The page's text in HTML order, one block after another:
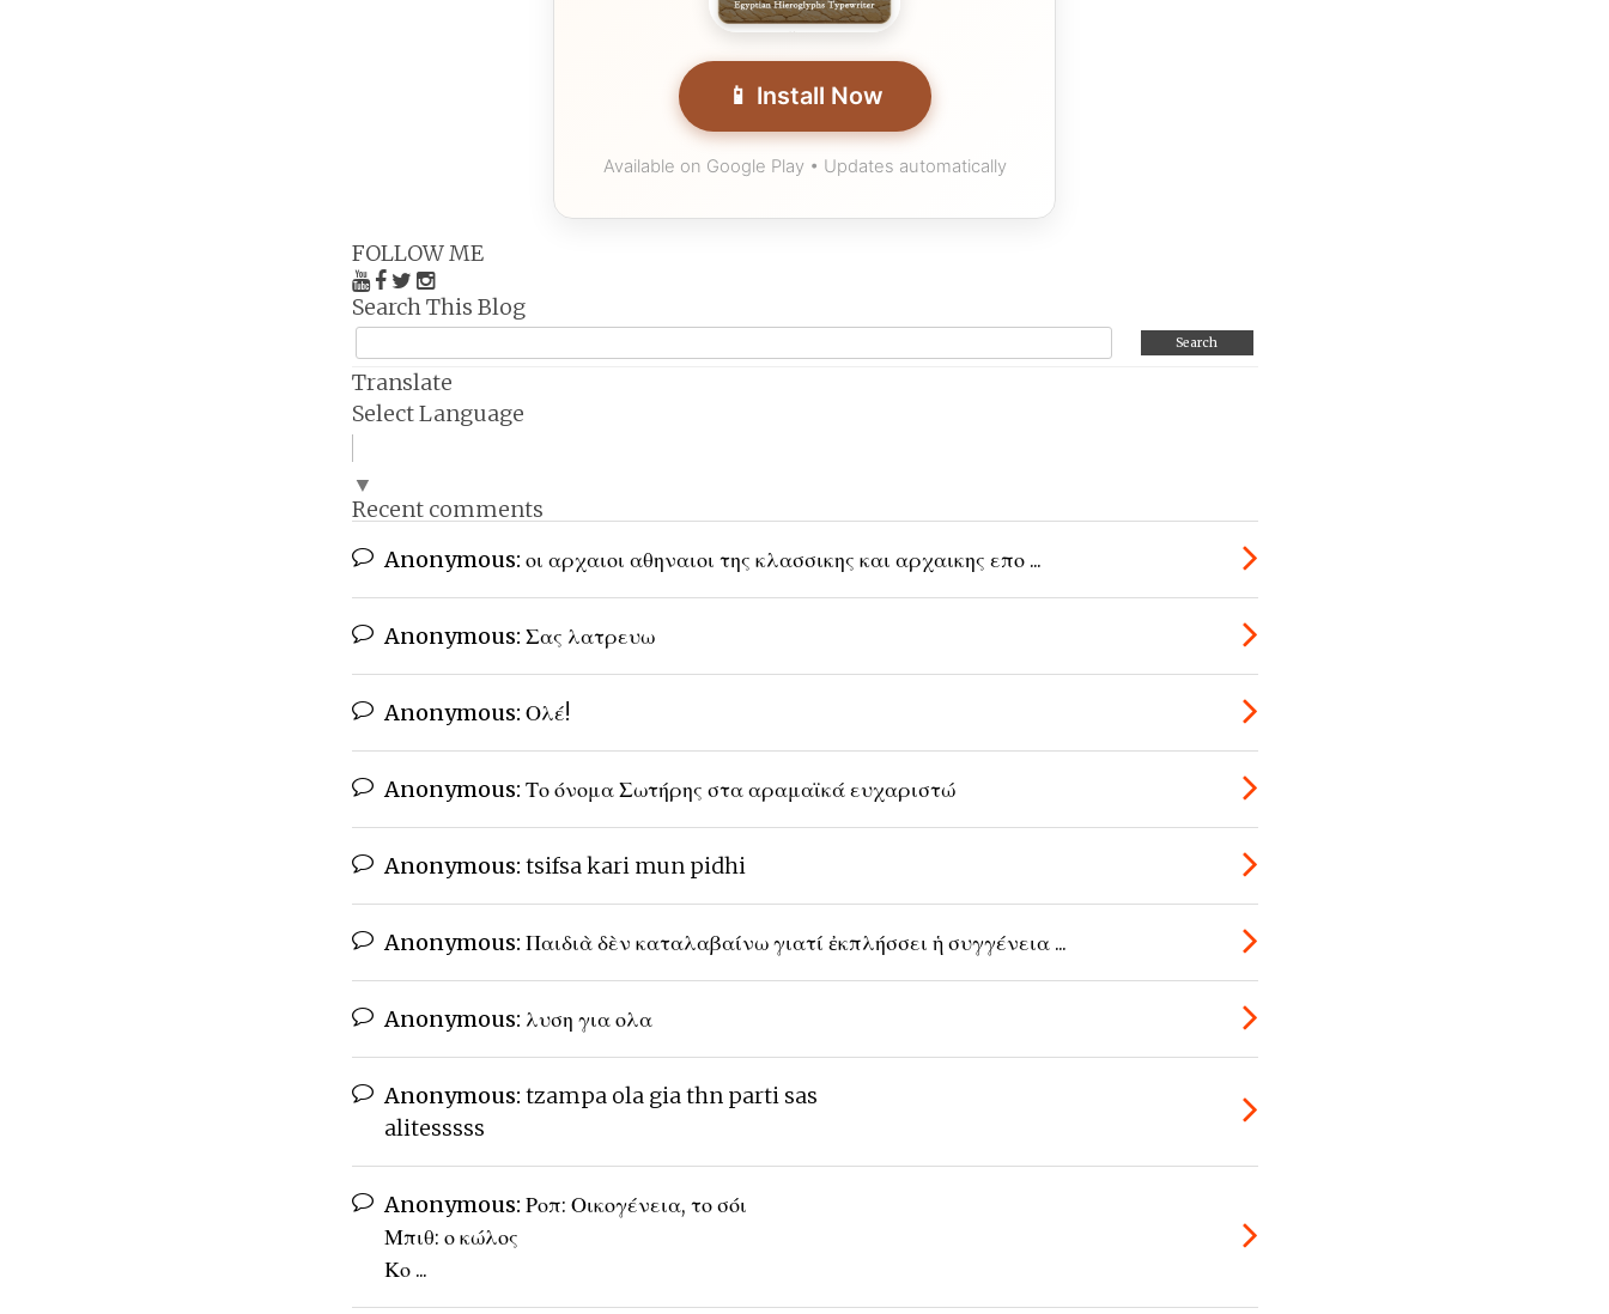
📱 Install Now
Available on Google Play • Updates automatically
FOLLOW ME
Search This Blog
Translate
Select Language
▼
Recent comments
Anonymous: οι αρχαιοι αθηναιοι της κλασσικης και αρχαικης επο ...
Anonymous: Σας λατρευω
Anonymous: Ολέ!
Anonymous: Το όνομα Σωτήρης στα αραμαϊκά ευχαριστώ
Anonymous: tsifsa kari mun pidhi
Anonymous: Παιδιὰ δὲν καταλαβαίνω γιατί ἐκπλήσσει ἡ συγγένεια ...
Anonymous: λυση για ολα
Anonymous: tzampa ola gia thn parti sas
alitesssss
Anonymous: Ροπ: Οικογένεια, το σόι
Μπιθ: ο κώλος
Κο ...